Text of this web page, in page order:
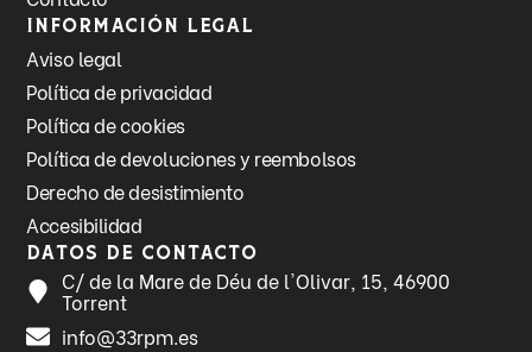
Información legal
Aviso legal
Política de privacidad
Política de cookies
Política de devoluciones y reembolsos
Derecho de desistimiento
Accesibilidad
Datos de contacto
C/ de la Mare de Déu de l'Olivar, 15, 46900
Torrent
info@33rpm.es